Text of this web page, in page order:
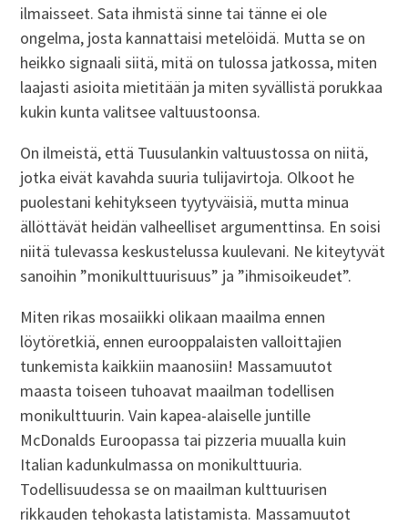
ilmaisseet. Sata ihmistä sinne tai tänne ei ole
ongelma, josta kannattaisi metelöidä. Mutta se on
heikko signaali siitä, mitä on tulossa jatkossa, miten
laajasti asioita mietitään ja miten syvällistä porukkaa
kukin kunta valitsee valtuustoonsa.
On ilmeistä, että Tuusulankin valtuustossa on niitä,
jotka eivät kavahda suuria tulijavirtoja. Olkoot he
puolestani kehitykseen tyytyväisiä, mutta minua
ällöttävät heidän valheelliset argumenttinsa. En soisi
niitä tulevassa keskustelussa kuulevani. Ne kiteytyvät
sanoihin ”monikulttuurisuus” ja ”ihmisoikeudet”.
Miten rikas mosaiikki olikaan maailma ennen
löytöretkiä, ennen eurooppalaisten valloittajien
tunkemista kaikkiin maanosiin! Massamuutot
maasta toiseen tuhoavat maailman todellisen
monikulttuurin. Vain kapea-alaiselle juntille
McDonalds Euroopassa tai pizzeria muualla kuin
Italian kadunkulmassa on monikulttuuria.
Todellisuudessa se on maailman kulttuurisen
rikkauden tehokasta latistamista. Massamuutot